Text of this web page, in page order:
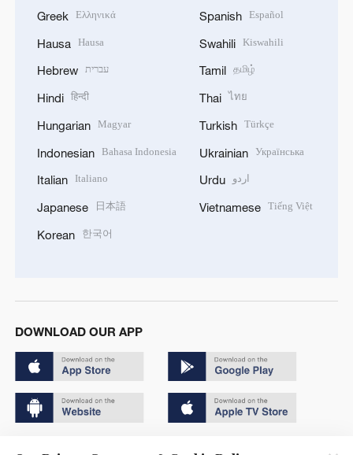
Greek Ελληνικά
Hausa Hausa
Hebrew עברית
Hindi हिन्दी
Hungarian Magyar
Indonesian Bahasa Indonesia
Italian Italiano
Japanese 日本語
Korean 한국어
Spanish Español
Swahili Kiswahili
Tamil தமிழ்
Thai ไทย
Turkish Türkçe
Ukrainian Українська
Urdu اردو
Vietnamese Tiếng Việt
DOWNLOAD OUR APP